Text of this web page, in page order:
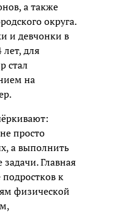
а также
округа.
и девчонки в
лет, для
стал
на
просто
а выполнить
Главная
к
физической